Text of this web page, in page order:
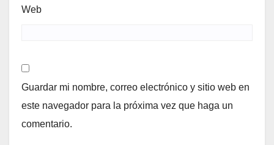
Web
Guardar mi nombre, correo electrónico y sitio web en
este navegador para la próxima vez que haga un
comentario.